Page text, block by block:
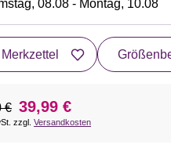
08.08 - Montag, 10.08
€ 39,99 €
zzgl. Versandkosten